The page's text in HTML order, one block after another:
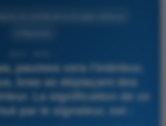
paumes vers l'intérieur,
bras se déplaçant des
La signification de ce
par le signaleur, est :